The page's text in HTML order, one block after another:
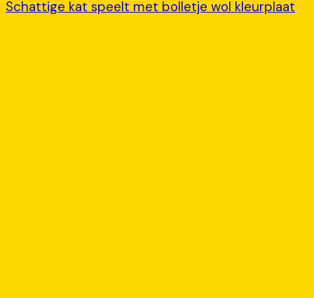
Schattige kat speelt met bolletje wol kleurplaat